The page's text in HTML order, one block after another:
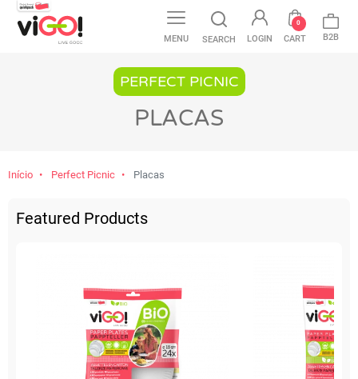
MENU SEARCH LOGIN CART
0
B2B
PERFECT PICNIC
PLACAS
Início Perfect Picnic Placas
Featured Products